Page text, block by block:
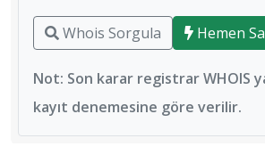
Whois Sorgula Hemen
Not: Son karar registrar WHOIS
kayıt denemesine göre verilir.